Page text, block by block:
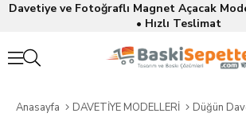
Davetiye ve Fotoğraflı Magnet Açacak
• Hızlı Teslimat
Anasayfa DAVETİYE MODELLERİ Düğün